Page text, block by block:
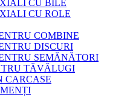
CU BILE
CU ROLE
COMBINE
DISCURI
SEMĂNĂTORI
TĂVĂLUGI
CARCASE